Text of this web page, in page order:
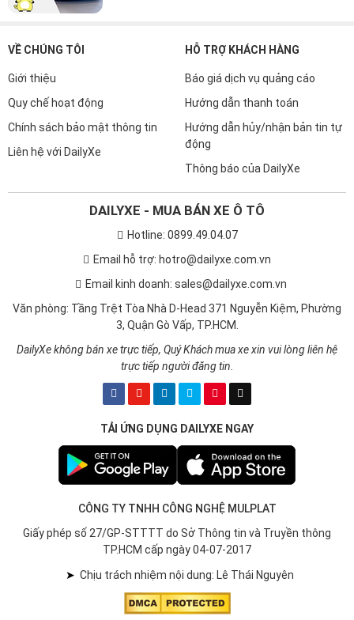
VỀ CHÚNG TÔI
Giới thiệu
Quy chế hoạt động
Chính sách bảo mật thông tin
Liên hệ với DailyXe
HỖ TRỢ KHÁCH HÀNG
Báo giá dịch vụ quảng cáo
Hướng dẫn thanh toán
Hướng dẫn hủy/nhận bản tin tự
động
Thông báo của DailyXe
DAILYXE - MUA BÁN XE Ô TÔ
Hotline: 0899.49.04.07
Email hỗ trợ: hotro@dailyxe.com.vn
Email kinh doanh: sales@dailyxe.com.vn
Văn phòng: Tầng Trệt Tòa Nhà D-Head 371 Nguyễn Kiệm, Phường
3, Quận Gò Vấp, TP.HCM.
DailyXe không bán xe trực tiếp, Quý Khách mua xe xin vui lòng liên hệ
trực tiếp người đăng tin.
TẢI ỨNG DỤNG DAILYXE NGAY
CÔNG TY TNHH CÔNG NGHỆ MULPLAT
Giấy phép số 27/GP-STTTT do Sở Thông tin và Truyền thông
TP.HCM cấp ngày 04-07-2017
➤ Chịu trách nhiệm nội dung: Lê Thái Nguyên